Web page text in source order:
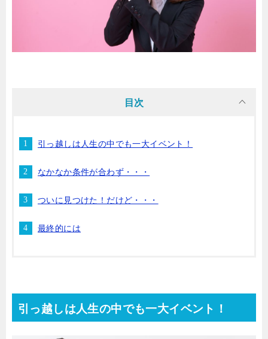
目次
引っ越しは人生の中でも一大イベント！
なかなか条件が合わず・・・
ついに見つけた！だけど・・・
最終的には
引っ越しは人生の中でも一大イベント！